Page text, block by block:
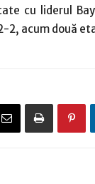
cu liderul
2, acum două